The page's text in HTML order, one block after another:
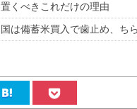
くべきこれだけの理由
は備蓄米買入で歯止め、ち